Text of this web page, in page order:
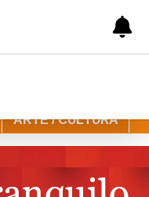
ARTE / CULTURA